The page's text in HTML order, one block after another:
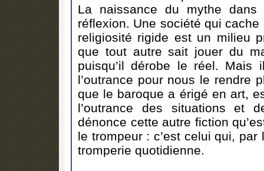
La naissance du mythe dans
réflexion. Une société qui
religiosité rigide est un milieu
que tout autre sait jouer du
puisqu’il dérobe le réel.
l’outrance pour nous le rendre
que le baroque a érigé en art,
l’outrance des situations et
dénonce cette autre fiction
le trompeur : c’est celui qui,
tromperie quotidienne.